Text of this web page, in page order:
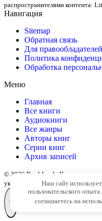
распространителями контента:
Навигация
Sitemap
Обратная связь
Для правообладателей
Политика
Обработка
Меню
Главная
Все книги
Аудиокниги
Все жанры
Авторы книг
Серии книг
Архив записей
© 2026 BookLook. Копирование
указанием активной ссылки на
Наш сайт
пользовательского
соглашаетесь на